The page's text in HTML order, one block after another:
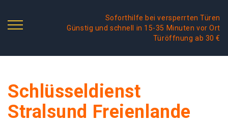
Soforthilfe bei versperrten Türen
Günstig und schnell in 15-35 Minuten vor Ort
Türöffnung ab 30 €
Schlüsseldienst
Stralsund Freienlande